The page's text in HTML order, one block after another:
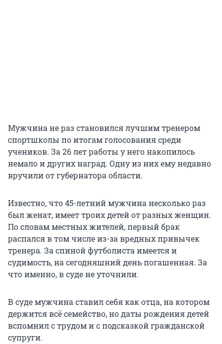
Мужчина не раз становился лучшим тренером
спортшколы по итогам голосования среди
учеников. За 26 лет работы у него накопилось
немало и других наград. Одну из них ему недавно
вручили от губернатора области.
Известно, что 45-летний мужчина несколько раз
был женат, имеет троих детей от разных женщин.
По словам местных жителей, первый брак
распался в том числе из-за вредных привычек
тренера. За спиной футболиста имеется и
судимость, на сегодняшний день погашенная. За
что именно, в суде не уточнили.
В суде мужчина ставил себя как отца, на котором
держится всё семейство, но даты рождения детей
вспомнил с трудом и с подсказкой гражданской
супруги.